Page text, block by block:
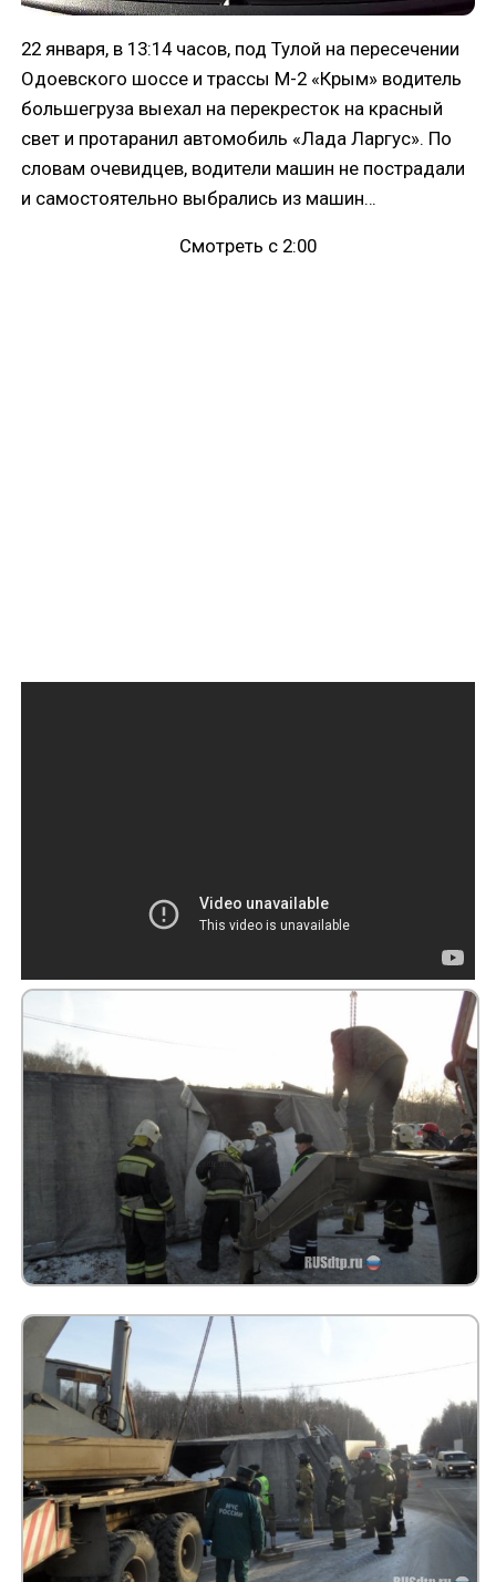
22 января, в 13:14 часов, под Тулой на пересечении
Одоевского шоссе и трассы М-2 «Крым» водитель
большегруза выехал на перекресток на красный
свет и протаранил автомобиль «Лада Ларгус». По
словам очевидцев, водители машин не пострадали
и самостоятельно выбрались из машин…
Смотреть с 2:00